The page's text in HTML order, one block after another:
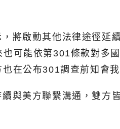
將啟動其他法律途徑延
可能依第301條款對多
在公布301調查前知會
與美方聯繫溝通，雙方